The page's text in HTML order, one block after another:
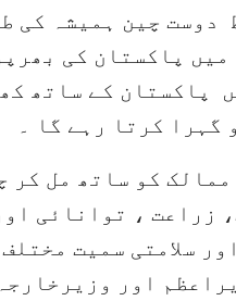
دوست چین ہمیشہ کی
میں پاکستان کی
پاکستان کے ساتھ
گہرا کرتا رہے گا ۔
کو ساتھ مل کر
زراعت ، توانائی
سلامتی سمیت
اور